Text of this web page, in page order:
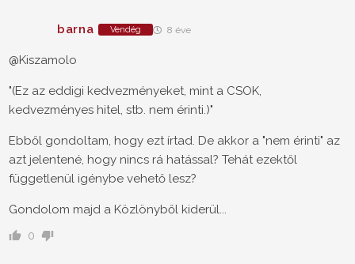
barna Vendég 8 éve
@Kiszamolo
"(Ez az eddigi kedvezményeket, mint a CSOK,
kedvezményes hitel, stb. nem érinti.)"
Ebből gondoltam, hogy ezt írtad. De akkor a "nem érinti" az
azt jelentené, hogy nincs rá hatással? Tehát ezektől
függetlenül igénybe vehető lesz?
Gondolom majd a Közlönyből kiderül...
0